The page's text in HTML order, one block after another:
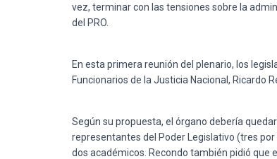
vez, terminar con las tensiones sobre la
del PRO.
En esta primera reunión del plenario, los
Funcionarios de la Justicia Nacional, Ricardo
Según su propuesta, el órgano debería
representantes del Poder Legislativo (tres
dos académicos. Recondo también pidió que